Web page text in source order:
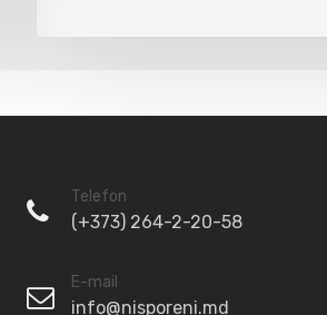
Telefon
(+373) 264-2-20-58
E-mail
info@nisporeni.md